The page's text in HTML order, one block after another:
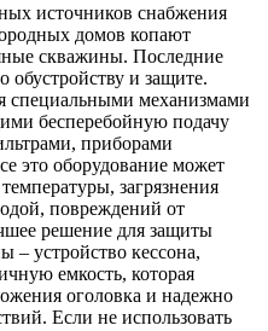
источников снабжения
домов копают
скважины. Последние
обустройству и защите.
специальными механизмами
бесперебойную подачу
приборами
это оборудование может
загрязнения
повреждений от
решение для защиты
– устройство кессона,
емкость, которая
оголовка и надежно
Если не использовать